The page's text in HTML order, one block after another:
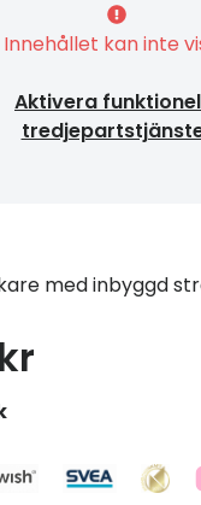
Innehållet kan inte
Aktivera
med inbyggd